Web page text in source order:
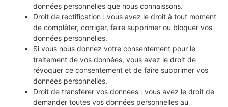
données personnelles que nous connaissons.
Droit de rectification : vous avez le droit à tout moment
de compléter, corriger, faire supprimer ou bloquer vos
données personnelles.
Si vous nous donnez votre consentement pour le
traitement de vos données, vous avez le droit de
révoquer ce consentement et de faire supprimer vos
données personnelles.
Droit de transférer vos données : vous avez le droit de
demander toutes vos données personnelles au